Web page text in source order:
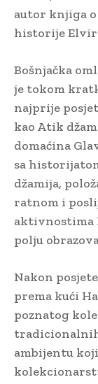
autor knjiga o
historije
Bošnjačka
je tokom
najprije
kao Atik
domaćina
sa
džamija,
ratnom i
aktivnostima
polju
Nakon
prema kući
poznatog
ambijentu